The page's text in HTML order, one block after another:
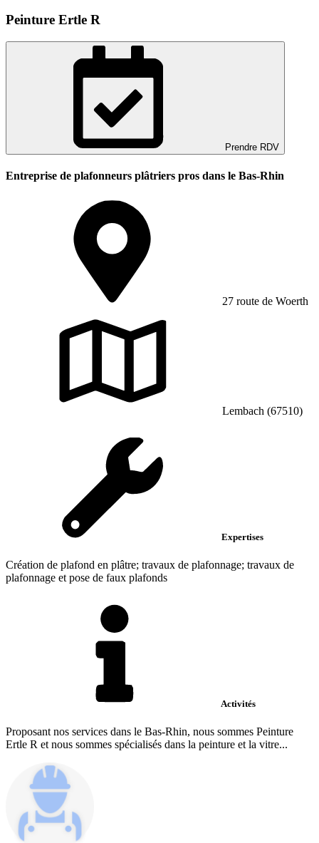
Peinture Ertle R
Prendre RDV
Entreprise de plafonneurs plâtriers pros dans le Bas-Rhin
27 route de Woerth
Lembach (67510)
Expertises
Création de plafond en plâtre; travaux de plafonnage; travaux de
plafonnage et pose de faux plafonds
Activités
Proposant nos services dans le Bas-Rhin, nous sommes Peinture
Ertle R et nous sommes spécialisés dans la peinture et la vitre...